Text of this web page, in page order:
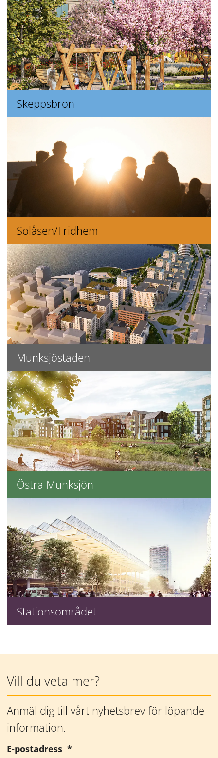
Skeppsbron
Solåsen/Fridhem
Munksjöstaden
Östra Munksjön
Stationsområdet
Vill du veta mer?
Anmäl dig till vårt nyhetsbrev för löpande
information.
E-postadress *(obligatorisk)